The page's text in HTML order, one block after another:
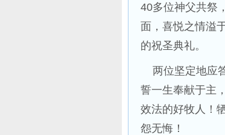
40多位神父共祭
面，喜悦之情溢
的祝圣典礼。
两位坚定地应
誓一生奉献于主
效法的好牧人！
怨无悔！